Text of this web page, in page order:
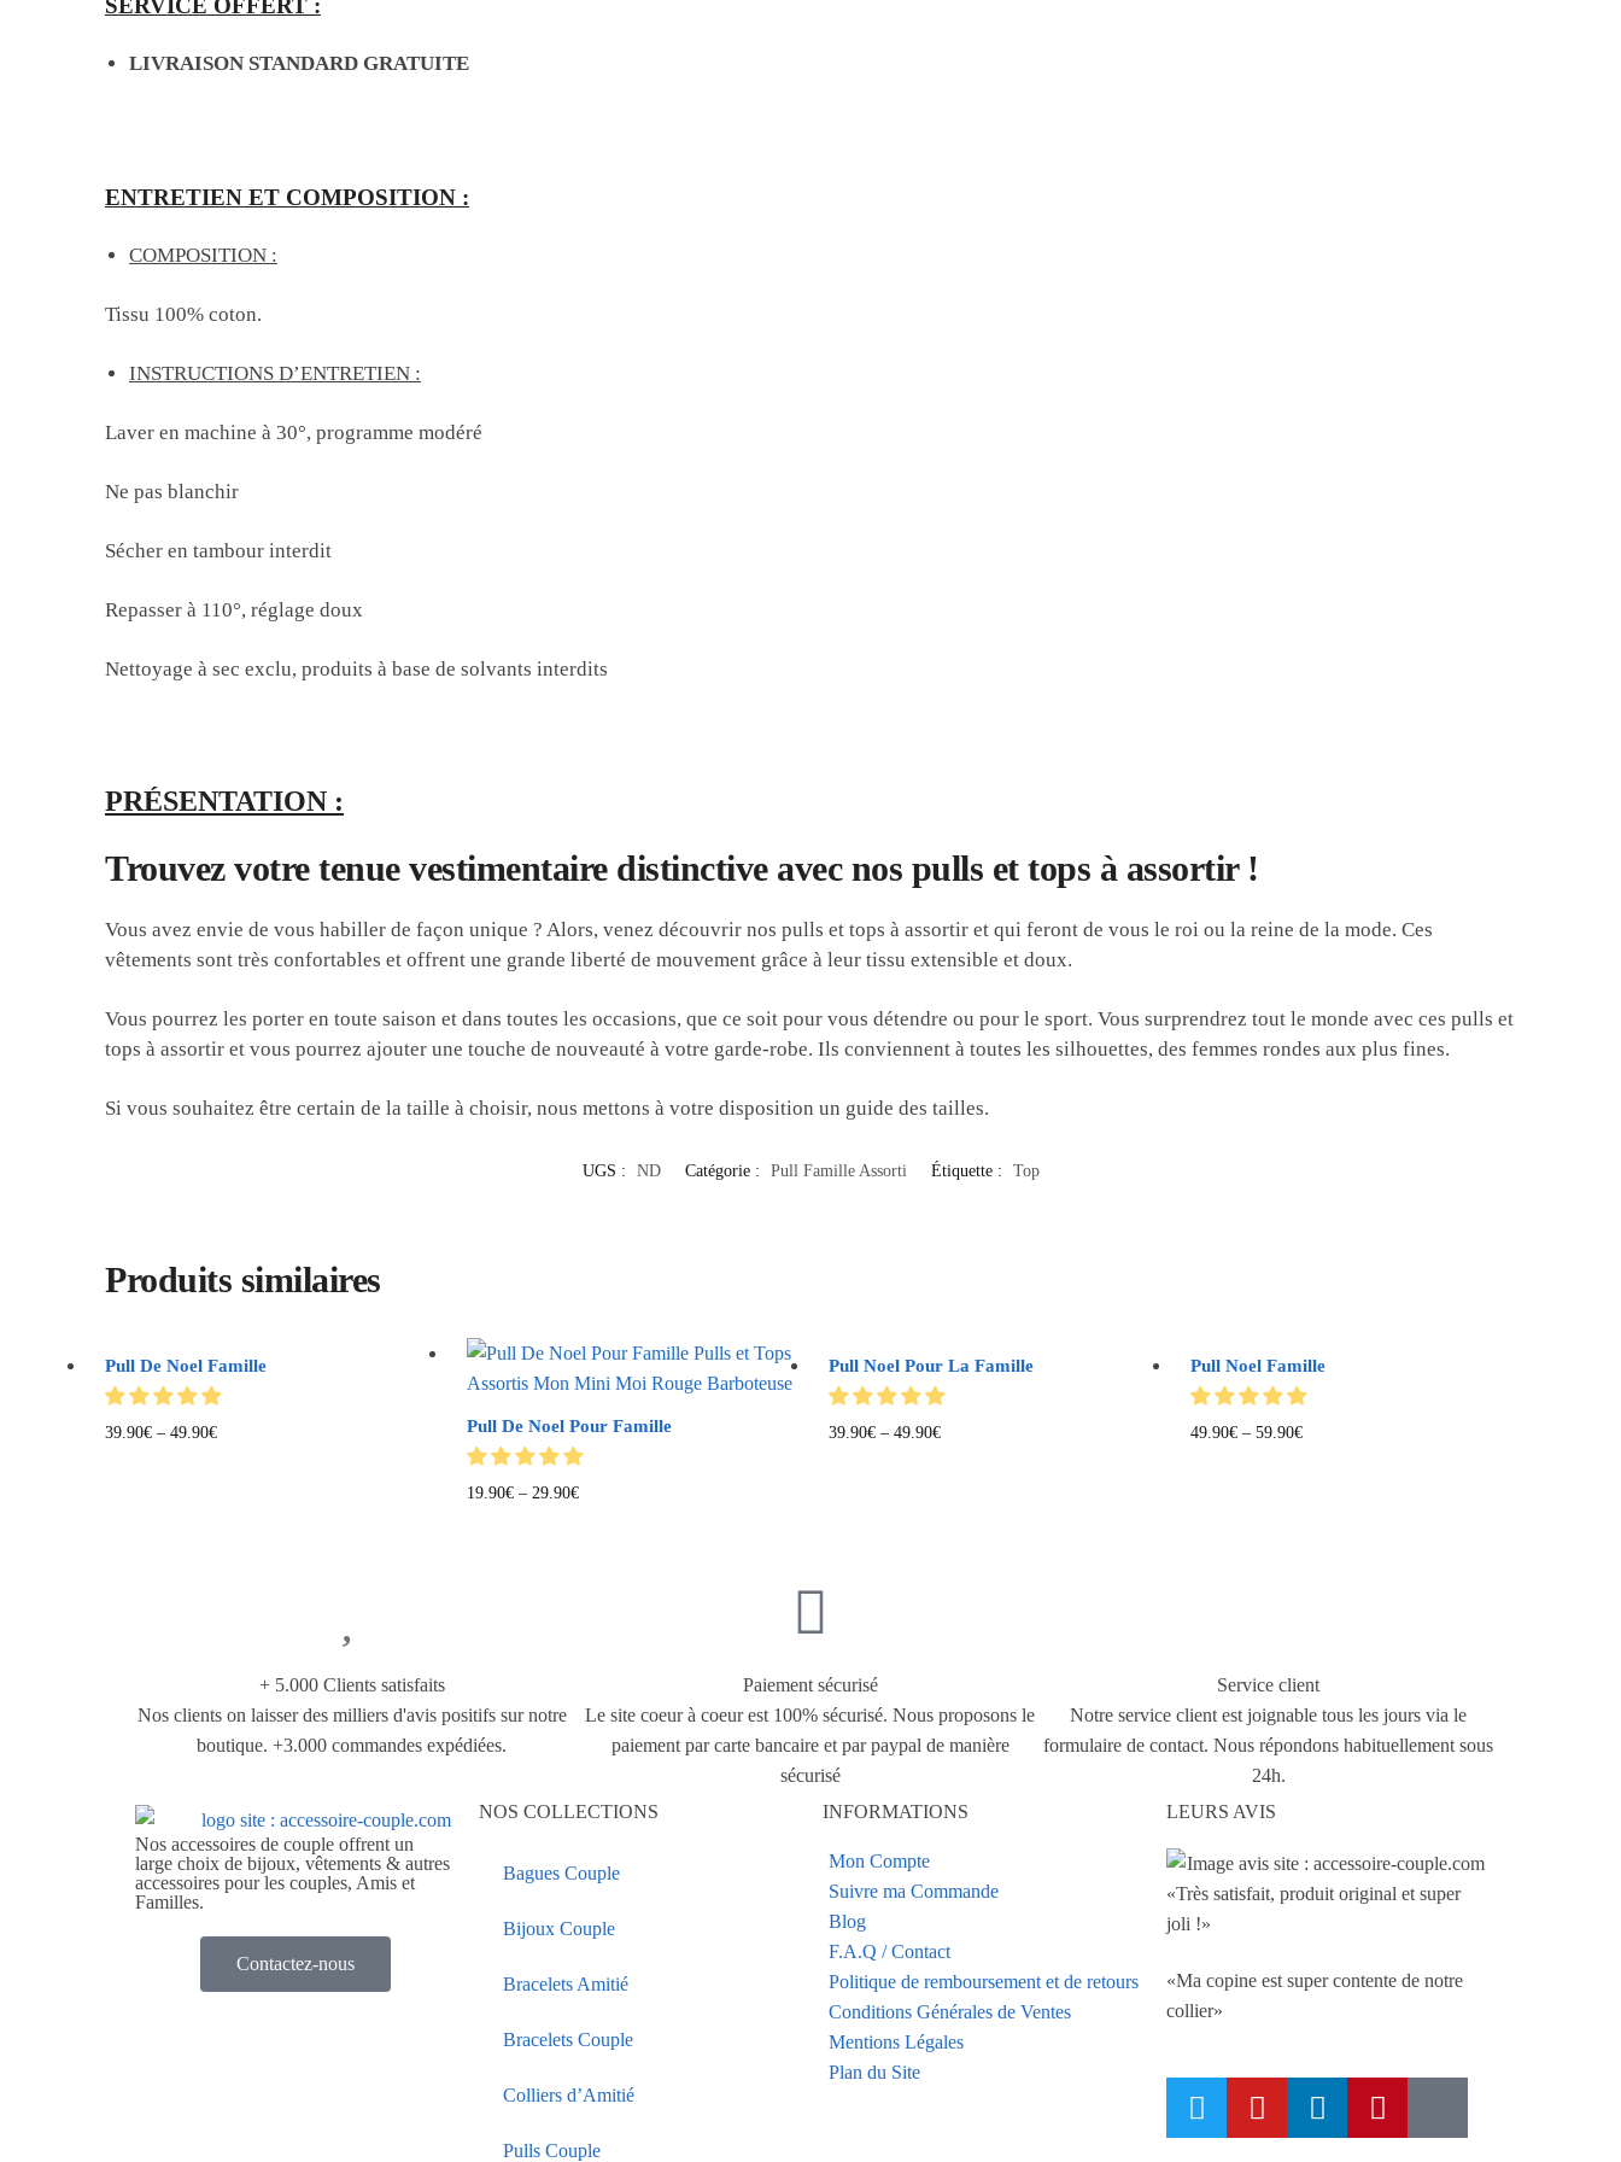
LIVRAISON STANDARD GRATUITE
ENTRETIEN ET COMPOSITION :
COMPOSITION :
Tissu 100% coton.
INSTRUCTIONS D’ENTRETIEN :
Laver en machine à 30°, programme modéré
Ne pas blanchir
Sécher en tambour interdit
Repasser à 110°, réglage doux
Nettoyage à sec exclu, produits à base de solvants interdits
PRÉSENTATION :
Trouvez votre tenue vestimentaire distinctive avec nos pulls et tops à assortir !
Vous avez envie de vous habiller de façon unique ? Alors, venez découvrir nos pulls et tops à assortir et qui feront de vous le roi ou la reine de la mode. Ces
vêtements sont très confortables et offrent une grande liberté de mouvement grâce à leur tissu extensible et doux.
Vous pourrez les porter en toute saison et dans toutes les occasions, que ce soit pour vous détendre ou pour le sport. Vous surprendrez tout le monde avec ces pulls et
tops à assortir et vous pourrez ajouter une touche de nouveauté à votre garde-robe. Ils conviennent à toutes les silhouettes, des femmes rondes aux plus fines.
Si vous souhaitez être certain de la taille à choisir, nous mettons à votre disposition un guide des tailles.
UGS : ND Catégorie : Pull Famille Assorti Étiquette : Top
Produits similaires
Pull De Noel Famille
39.90€ –49.90€ Pull De Noel Pour Famille
19.90€ – 29.90€
Pull Noel Pour La Famille
39.90€– 49.90€
Pull Noel Famille
49.90€– 59.90€
+ 5.000 Clients satisfaits
Nos clients on laisser des milliers d'avis positifs sur notre
boutique. +3.000 commandes expédiées.
Paiement sécurisé
Le site coeur à coeur est 100% sécurisé. Nous proposons le
paiement par carte bancaire et par paypal de manière
sécurisé
Service client
Notre service client est joignable tous les jours via le
formulaire de contact. Nous répondons habituellement sous
24h.
Nos accessoires de couple offrent un
large choix de bijoux, vêtements & autres
accessoires pour les couples, Amis et
Familles.
Contactez-nous
NOS COLLECTIONS
Bagues Couple
Bijoux Couple
Bracelets Amitié
Bracelets Couple
Colliers d’Amitié
Pulls Couple
INFORMATIONS
Mon Compte
Suivre ma Commande
Blog
F.A.Q / Contact
Politique de remboursement et de retours
Conditions Générales de Ventes
Mentions Légales
Plan du Site
LEURS AVIS
«Très satisfait, produit original et super
joli !»
«Ma copine est super contente de notre
collier»